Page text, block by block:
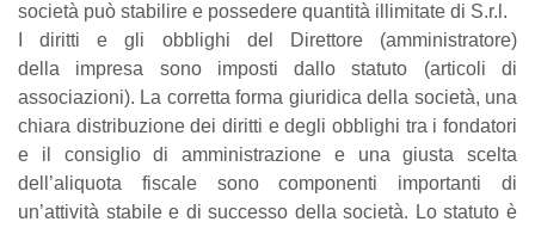
società può stabilire e possedere quantità illimitate di S.r.l.
I diritti e gli obblighi del Direttore (amministratore)
della impresa sono imposti dallo statuto (articoli di
associazioni). La corretta forma giuridica della società, una
chiara distribuzione dei diritti e degli obblighi tra i fondatori
e il consiglio di amministrazione e una giusta scelta
dell’aliquota fiscale sono componenti importanti di
un’attività stabile e di successo della società. Lo statuto è